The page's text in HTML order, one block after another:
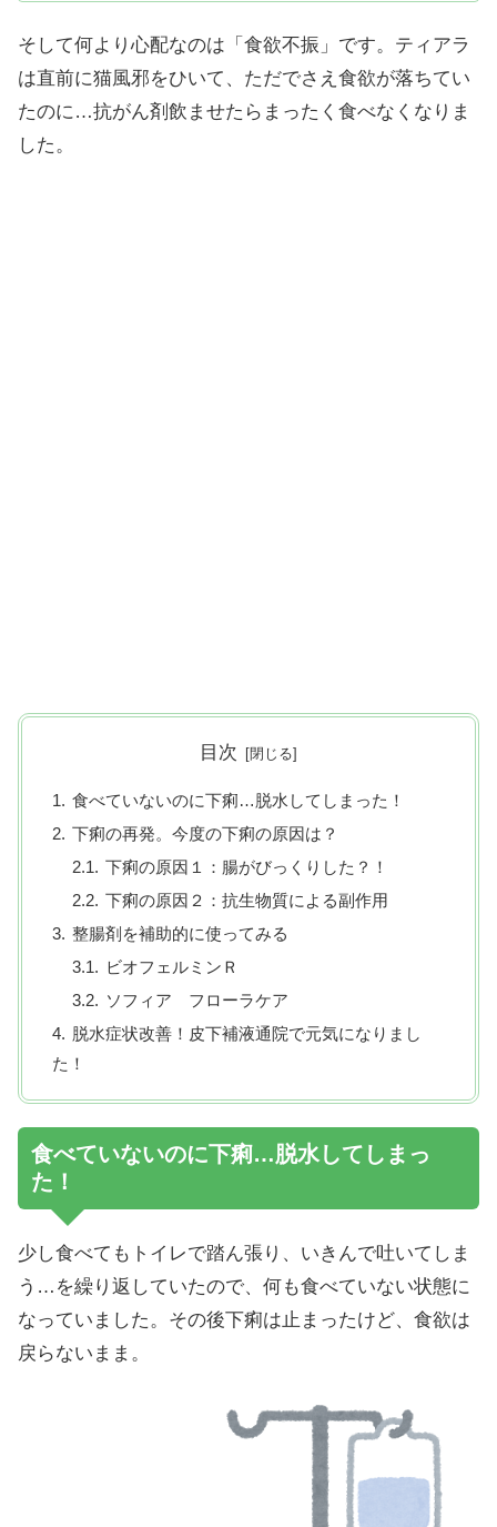
そして何より心配なのは「食欲不振」です。ティアラ
は直前に猫風邪をひいて、ただでさえ食欲が落ちてい
たのに…抗がん剤飲ませたらまったく食べなくなりま
した。
目次
食べていないのに下痢…脱水してしまった！
下痢の再発。今度の下痢の原因は？
下痢の原因１：腸がびっくりした？！
下痢の原因２：抗生物質による副作用
整腸剤を補助的に使ってみる
ビオフェルミンＲ
ソフィア フローラケア
脱水症状改善！皮下補液通院で元気になりまし
た！
食べていないのに下痢…脱水してしまっ
た！
少し食べてもトイレで踏ん張り、いきんで吐いてしま
う…を繰り返していたので、何も食べていない状態に
なっていました。その後下痢は止まったけど、食欲は
戻らないまま。